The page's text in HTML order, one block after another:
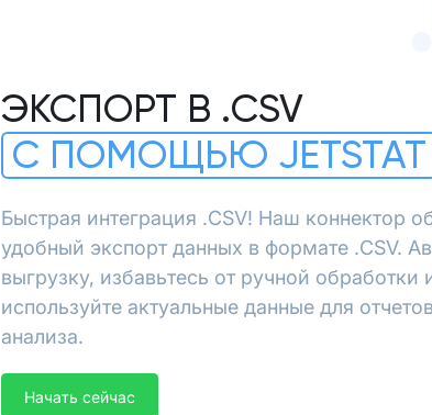
ЭКСПОРТ В .CSV
С ПОМОЩЬЮ JETSTAT
Быстрая интеграция .CSV! Наш коннектор
удобный экспорт данных в формате .CSV.
выгрузку, избавьтесь от ручной обработки
используйте актуальные данные для
анализа.
Начать сейчас